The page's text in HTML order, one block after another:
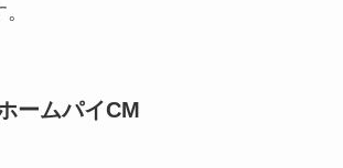
ームパイCM